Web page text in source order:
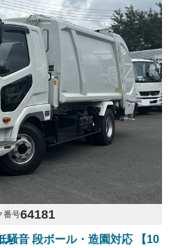
番号64181
騒音 段ボール・造園対応 【10